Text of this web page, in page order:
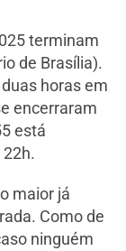
terminam
de Brasília).
horas em
encerraram
está
maior já
Como de
ninguém